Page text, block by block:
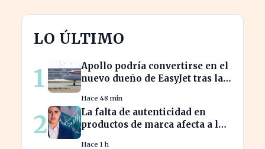
LO ÚLTIMO
1
Apollo podría convertirse en el
nuevo dueño de EasyJet tras la
Hace 48 min
2
La falta de autenticidad en
productos de marca afecta a los
Hace 1 h